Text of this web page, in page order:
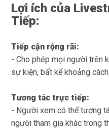
Lợi ích của
Tiếp:
Tiếp cận rộng rãi:
- Cho phép mọi người trên
sự kiện, bất kể khoảng
Tương tác trực tiếp:
- Người xem có thể tương
người tham gia khác trong